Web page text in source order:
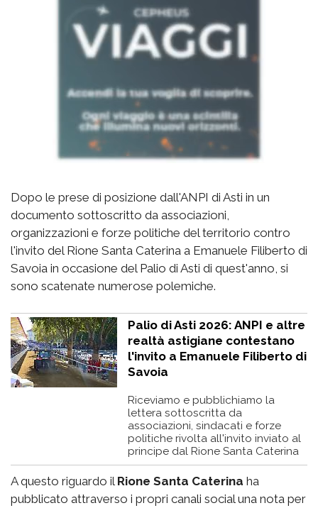
Dopo le prese di posizione dall'ANPI di Asti in un
documento sottoscritto da associazioni,
organizzazioni e forze politiche del territorio contro
l'invito del Rione Santa Caterina a Emanuele Filiberto di
Savoia in occasione del Palio di Asti di quest'anno, si
sono scatenate numerose polemiche.
Palio di Asti 2026: ANPI e altre
realtà astigiane contestano
l'invito a Emanuele Filiberto di
Savoia
Riceviamo e pubblichiamo la
lettera sottoscritta da
associazioni, sindacati e forze
politiche rivolta all'invito inviato al
principe dal Rione Santa Caterina
A questo riguardo il Rione Santa Caterina ha
pubblicato attraverso i propri canali social una nota per